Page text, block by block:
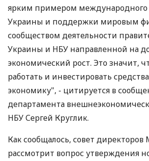
ярким примером международного
Украины и поддержки мировым
сообществом деятельности
Украины и НБУ направленной на
экономический рост. Это значит,
работать и инвестировать
экономику", - цитируется в
департамента
НБУ Сергей Круглик.
Как сообщалось, совет
рассмотрит вопрос утверждения